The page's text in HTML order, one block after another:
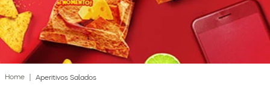
Aperitivos Salados
toztecas